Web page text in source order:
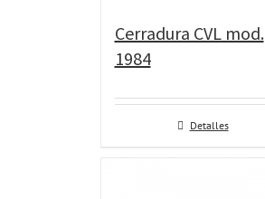
Cerradura CVL mod.
1984
Detalles